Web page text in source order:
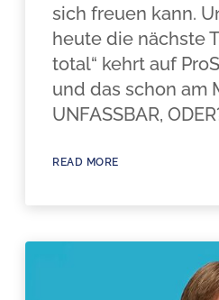
sich freuen kann.
heute die nächste
total“ kehrt auf
und das schon am
UNFASSBAR,
READ MORE